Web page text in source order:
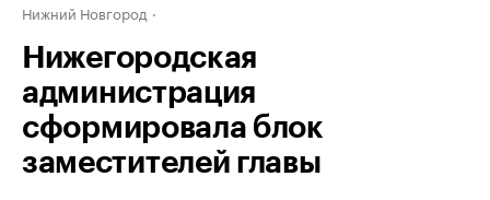
Нижний Новгород
Нижегородская
администрация
сформировала блок
заместителей главы